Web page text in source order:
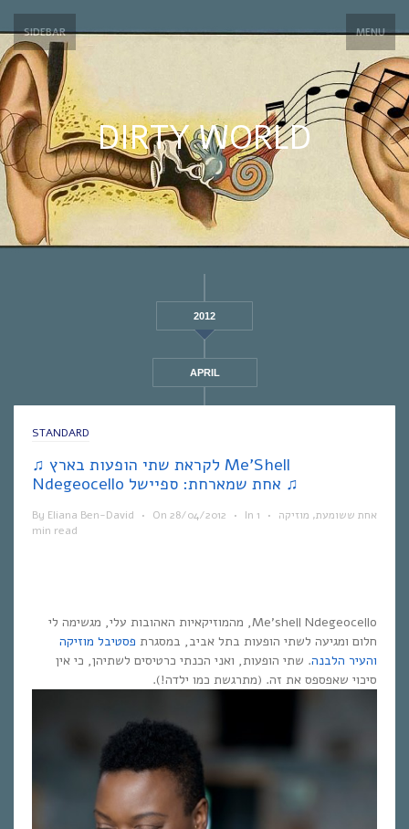
SIDEBAR MENU
DIRTY WORLD
2012
APRIL
STANDARD
♫ לקראת שתי הופעות בארץ Me’Shell
Ndegeocello אחת שמארחת: ספיישל ♫
By Eliana Ben-David • On 28/04/2012 • In אחת ששומעת, מוזיקה •
1
min read
Me’shell Ndegeocello, מהמוזיקאיות האהובות עלי, מגשימה לי
חלום ומגיעה לשתי הופעות בתל אביב, במסגרת פסטיבל מוזיקה
והעיר הלבנה. שתי הופעות, ואני הכנתי כרטיסים לשתיהן, כי אין
סיכוי שאפספס את זה. (מתרגשת כמו ילדה!).